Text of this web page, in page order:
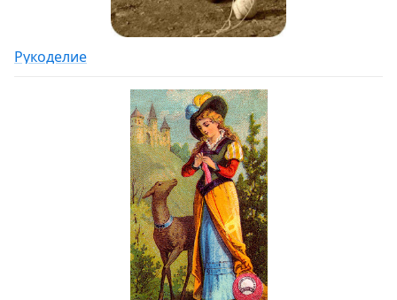
Рукоделие